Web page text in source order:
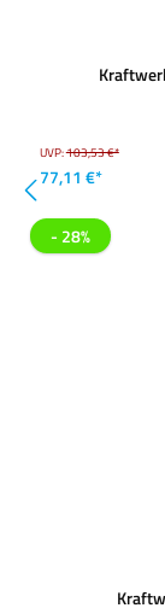
UVP:103,53 €*
77,11 €*
- 28%